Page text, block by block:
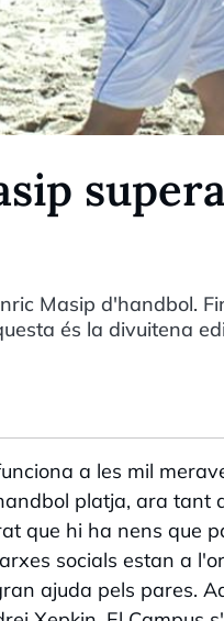
Masip d'handbol.
és la divuitena
a les mil
platja, ara tant
que hi ha nens que
socials estan a
ajuda pels pares.